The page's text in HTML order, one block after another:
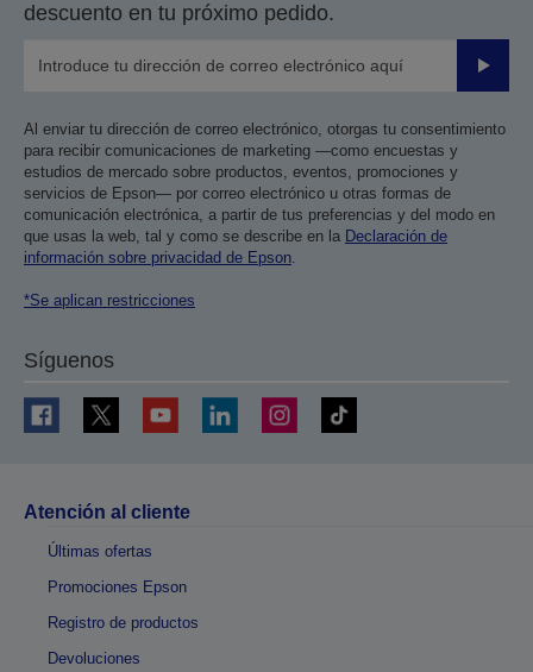
descuento en tu próximo pedido.
Enviar
Al enviar tu dirección de correo electrónico, otorgas tu consentimiento
para recibir comunicaciones de marketing —como encuestas y
estudios de mercado sobre productos, eventos, promociones y
servicios de Epson— por correo electrónico u otras formas de
comunicación electrónica, a partir de tus preferencias y del modo en
que usas la web, tal y como se describe en la Declaración de
información sobre privacidad de Epson.
*Se aplican restricciones
Síguenos
Atención al cliente
Últimas ofertas
Promociones Epson
Registro de productos
Devoluciones